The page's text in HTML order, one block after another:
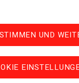
UND